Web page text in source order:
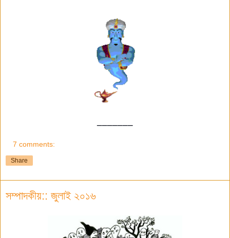
7 comments:
Share
সম্পাদকীয়:: জুলাই ২০১৬